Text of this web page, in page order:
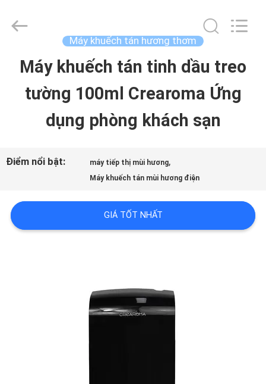
TRANG
CHỦ
SẢN
VIDEO
China
Máy khuếch tán hương thơm
Máy khuếch tán tinh dầu treo
tường 100ml Crearoma Ứng
dụng phòng khách sạn
Điểm nổi bật: máy tiếp thị mùi hương,
Máy khuếch tán mùi hương điện
GIÁ TỐT NHẤT